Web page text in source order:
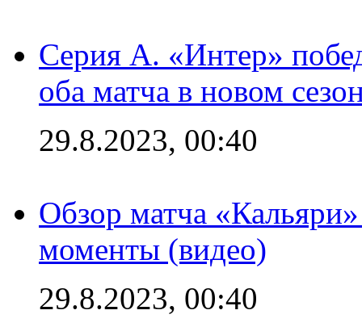
Серия А. «Интер»
оба матча в новом
29.8.2023, 00:40
Обзор матча
моменты (видео)
29.8.2023, 00:40